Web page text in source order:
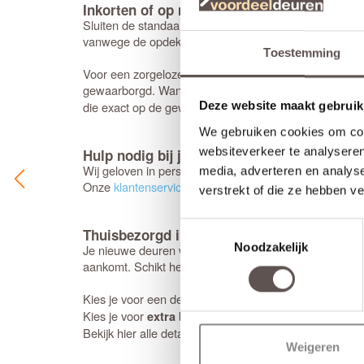
Toestemming
Deze website maakt
We gebruiken cookies om
websiteverkeer te
media, adverteren en
verstrekt of die ze hebben
Noodzakelijk
Weigeren
Inkorten of op maat bestellen?
Sluiten de standaardmaten net niet aan? Geen
vanwege de opdekranden alleen mogelijk aan de
Voor een zorgeloze installatie is het aan te raden
gewaarborgd. Wanneer de benodigde afmetingen
die exact op de gewenste maat wordt geproduceerd.
Hulp nodig bij je keuze?
Wij geloven in persoonlijk advies; daarom chat je bij
Onzeklantenservice staat voor je klaar. Stel je vraag
Thuisbezorgd in 5 werkdagen
Je nieuwe deuren worden met de grootste zorg bij je
aankomt. Schikt het moment niet? Geen probleem,
Kies je voor een deur
Kies je voorextrabewerkingen, houd dan rekening
Bekijk hier alle details over onze